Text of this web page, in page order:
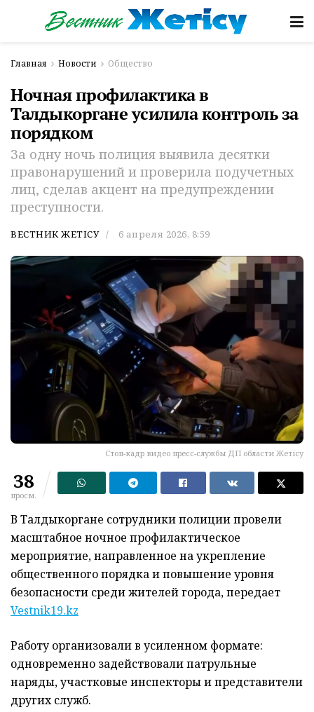
Главная Новости Общество
Ночная профилактика в
Талдыкоргане усилила контроль за
порядком
За одну ночь полиция выявила десятки
правонарушений и проверила подучетных
лиц, сделав акцент на предупреждении
преступности.
ВЕСТНИК ЖЕТІСУ 6 апреля 2026, 8:59
Стоп-кадр видео пресс-службы ДП области Жетісу
38
просм.
В Талдыкоргане сотрудники полиции провели
масштабное ночное профилактическое
мероприятие, направленное на укрепление
общественного порядка и повышение уровня
безопасности среди жителей города, передает
Vestnik19.kz
Работу организовали в усиленном формате:
одновременно задействовали патрульные
наряды, участковые инспекторы и представители
других служб.